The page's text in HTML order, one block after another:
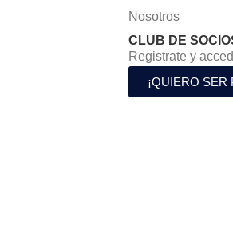
Nosotros
CLUB DE
Registrate y
¡QUIERO SER